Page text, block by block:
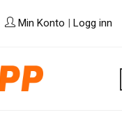
Min Konto | Logg inn